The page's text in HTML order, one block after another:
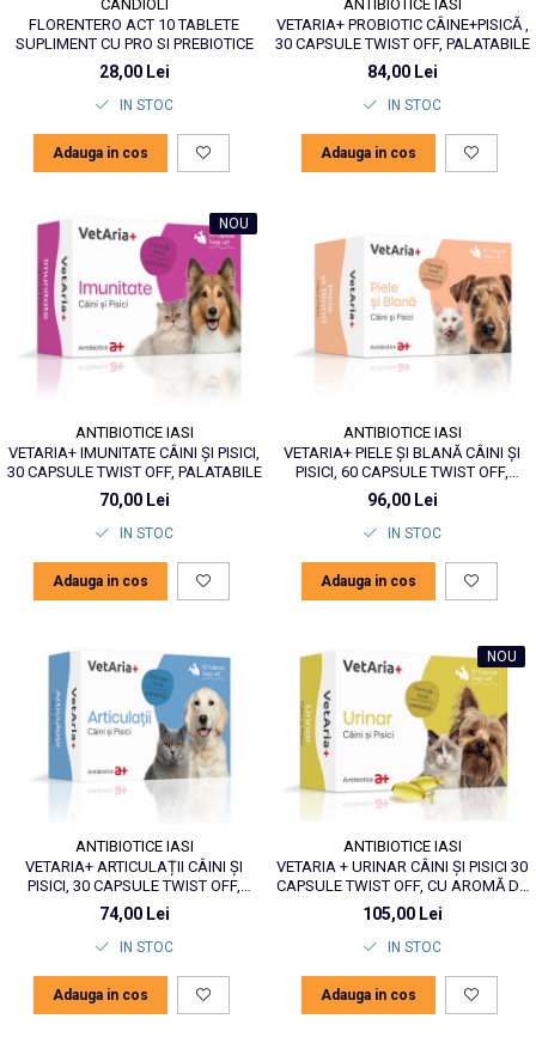
CANDIOLI
FLORENTERO ACT 10 TABLETE
SUPLIMENT CU PRO SI PREBIOTICE
28,00 Lei
IN STOC
Adauga in cos
ANTIBIOTICE IASI
VETARIA+ PROBIOTIC CÂINE+PISICĂ ,
30 CAPSULE TWIST OFF, PALATABILE
84,00 Lei
IN STOC
Adauga in cos
NOU
ANTIBIOTICE IASI
VETARIA+ IMUNITATE CÂINI ȘI PISICI,
30 CAPSULE TWIST OFF, PALATABILE
70,00 Lei
IN STOC
Adauga in cos
ANTIBIOTICE IASI
VETARIA+ PIELE ȘI BLANĂ CÂINI ȘI
PISICI, 60 CAPSULE TWIST OFF,
PALATABILE
96,00 Lei
IN STOC
Adauga in cos
ANTIBIOTICE IASI
VETARIA+ ARTICULAȚII CÂINI ȘI
PISICI, 30 CAPSULE TWIST OFF,
PALATABILE
74,00 Lei
IN STOC
Adauga in cos
NOU
ANTIBIOTICE IASI
VETARIA + URINAR CÂINI ȘI PISICI 30
CAPSULE TWIST OFF, CU AROMĂ DE
PEȘTE
105,00 Lei
IN STOC
Adauga in cos